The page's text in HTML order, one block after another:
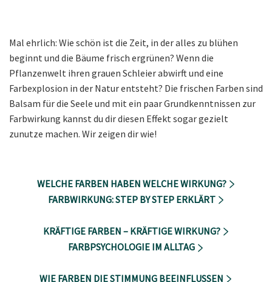
Mal ehrlich: Wie schön ist die Zeit, in der alles zu blühen
beginnt und die Bäume frisch ergrünen? Wenn die
Pflanzenwelt ihren grauen Schleier abwirft und eine
Farbexplosion in der Natur entsteht? Die frischen Farben sind
Balsam für die Seele und mit ein paar Grundkenntnissen zur
Farbwirkung kannst du dir diesen Effekt sogar gezielt
zunutze machen. Wir zeigen dir wie!
WELCHE FARBEN HABEN WELCHE WIRKUNG?
FARBWIRKUNG: STEP BY STEP ERKLÄRT
KRÄFTIGE FARBEN – KRÄFTIGE WIRKUNG?
FARBPSYCHOLOGIE IM ALLTAG
WIE FARBEN DIE STIMMUNG BEEINFLUSSEN